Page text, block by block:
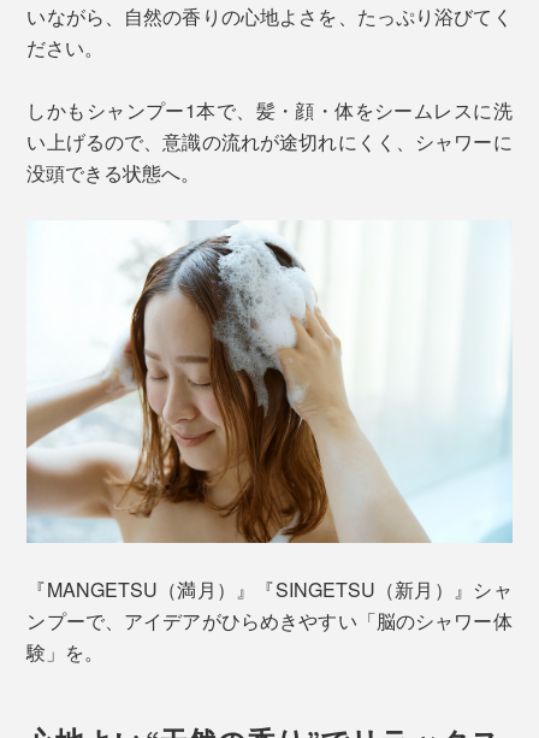
いながら、自然の香りの心地よさを、たっぷり浴びてく
ださい。
しかもシャンプー1本で、髪・顔・体をシームレスに洗
い上げるので、意識の流れが途切れにくく、シャワーに
没頭できる状態へ。
『MANGETSU（満月）』『SINGETSU（新月）』シャ
ンプーで、アイデアがひらめきやすい「脳のシャワー体
験」を。